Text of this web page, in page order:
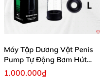
Máy Tập Dương Vật Penis
Pump Tự Động Bơm Hút
Kích Thước Lớn
1.000.000₫